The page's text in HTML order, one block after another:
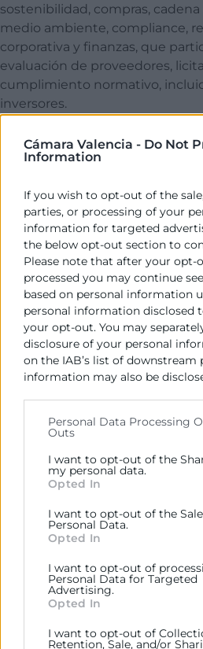
Cámara Valencia - Do Not
Information
If you wish to opt-out of the
parties, or processing of your
information for targeted
the below opt-out section to
Please note that after your opt-
processed you may continue
based on personal information
personal information disclosed
your opt-out. You may
disclosure of your personal
on the IAB’s list of downstream
information may also be
Please note that this website/
Google services and may
including but not limited to
behaviour. You may click to
below specified purposes in
section.
Personal Data Processing
Outs
I want to opt-out of the
my personal data.
Opted In
I want to opt-out of the
Personal Data.
Opted In
I want to opt-out of
Personal Data for Targeted
Advertising.
Opted In
I want to opt-out of
Retention, Sale, and/or
sostenibilidad, compras,
medio ambiente, compliance,
corporativa y finanzas, que
evaluación de proveedores,
cumplimiento normativo,
inversores.
Programa
Bienvenida y presentación.
José Aparici,
Sostenibilidad,
Alejandro Bermejo,
Federación
Mueble de la
(FEVAMA).
09:45
EcoVadis como
sostenibilidad y la cadena
FACTOR.
Financiación pública para
ecológica y la
Alberto Palacios,
Public Funding Officer
Turno de preguntas y
Descargar programa
Patrocina